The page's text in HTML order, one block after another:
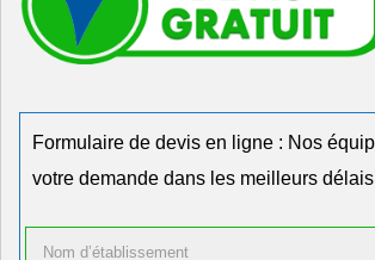
Formulaire de devis en ligne : Nos
votre demande dans les meilleurs